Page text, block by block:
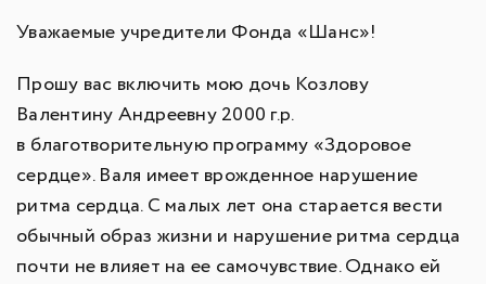
Уважаемые учредители Фонда «Шанс»!
Прошу вас включить мою дочь Козлову
Валентину Андреевну 2000 г.р.
в благотворительную программу «Здоровое
сердце». Валя имеет врожденное нарушение
ритма сердца. С малых лет она старается вести
обычный образ жизни и нарушение ритма сердца
почти не влияет на ее самочувствие. Однако ей